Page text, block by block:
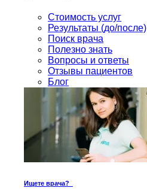
Стоимость услуг
Результаты (до/после)
Поиск врача
Полезно знать
Вопросы и ответы
Отзывы пациентов
Блог
Ищете врача?